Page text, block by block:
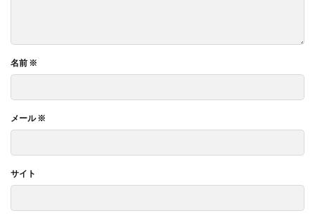
名前 ※
メール※
サイト